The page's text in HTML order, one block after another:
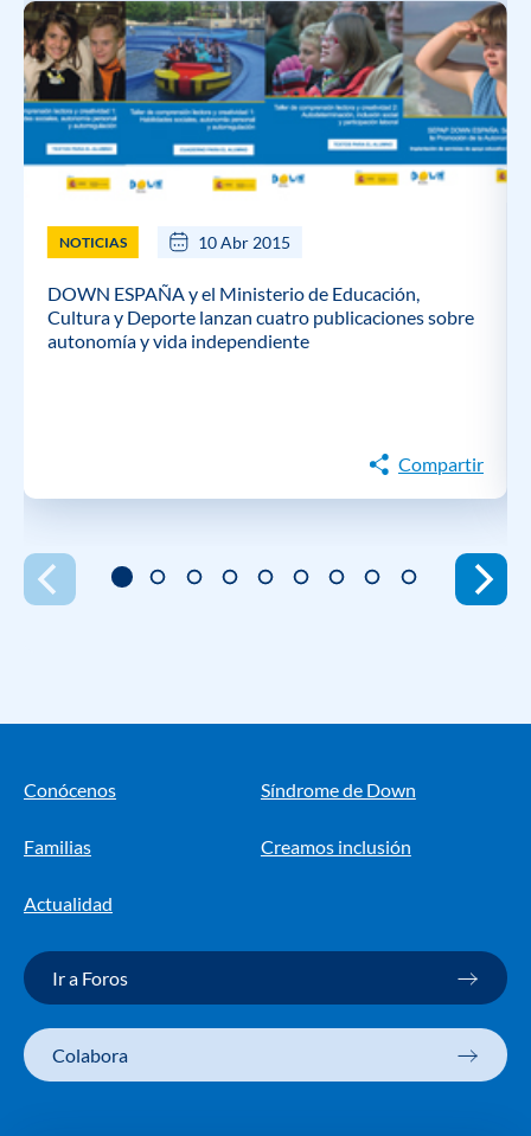
NOTICIAS 10 Abr 2015
DOWN ESPAÑA y el Ministerio de Educación,
Cultura y Deporte lanzan cuatro publicaciones sobre
autonomía y vida independiente
Compartir
Conócenos Síndrome de Down
Familias Creamos inclusión
Actualidad
Ir a Foros
Colabora